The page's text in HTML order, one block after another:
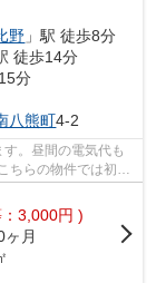
野 」駅 徒歩8分
徒歩14分
分
八熊町4-2
。昼間の電気代も
らの物件では初期
3,000円 )
ヶ月